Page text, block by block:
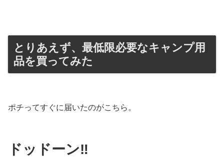
とりあえず、最低限必要なキャンプ用
品を買ってみた
ポチってすぐに届いたのがこちら。
ドッドーン‼︎